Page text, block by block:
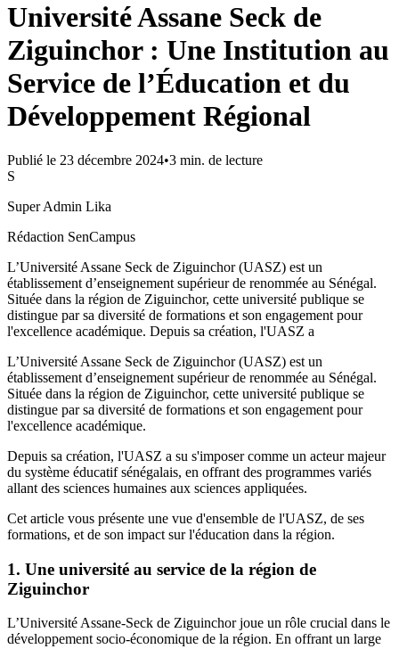
Université Assane Seck de
Ziguinchor : Une Institution au
Service de l’Éducation et du
Développement Régional
Publié le 23 décembre 2024•3 min. de lecture
S
Super Admin Lika
Rédaction SenCampus
L’Université Assane Seck de Ziguinchor (UASZ) est un
établissement d’enseignement supérieur de renommée au Sénégal.
Située dans la région de Ziguinchor, cette université publique se
distingue par sa diversité de formations et son engagement pour
l'excellence académique. Depuis sa création, l'UASZ a
L’Université Assane Seck de Ziguinchor (UASZ) est un
établissement d’enseignement supérieur de renommée au Sénégal.
Située dans la région de Ziguinchor, cette université publique se
distingue par sa diversité de formations et son engagement pour
l'excellence académique.
Depuis sa création, l'UASZ a su s'imposer comme un acteur majeur
du système éducatif sénégalais, en offrant des programmes variés
allant des sciences humaines aux sciences appliquées.
Cet article vous présente une vue d'ensemble de l'UASZ, de ses
formations, et de son impact sur l'éducation dans la région.
1. Une université au service de la région de
Ziguinchor
L’Université Assane-Seck de Ziguinchor joue un rôle crucial dans le
développement socio-économique de la région. En offrant un large